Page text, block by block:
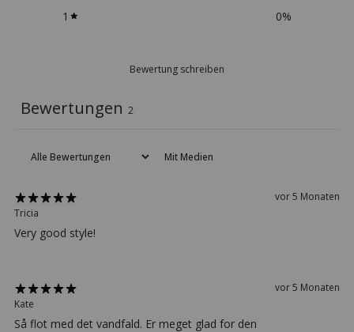
1
0%
Bewertung schreiben
Bewertungen 2
Mit Medien
vor 5 Monaten
Tricia
Very good style!
vor 5 Monaten
Kate
Så flot med det vandfald. Er meget glad for den